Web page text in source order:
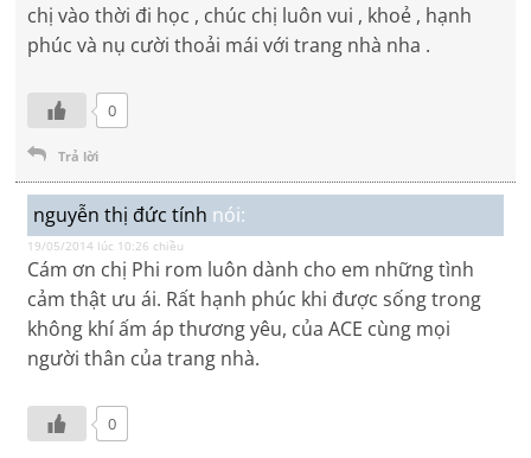
chị vào thời đi học , chúc chị luôn vui , khoẻ , hạnh
phúc và nụ cười thoải mái với trang nhà nha .
0
Trả lời
nguyễn thị đức tính nói:
19/05/2014 lúc 10:26 chiều
Cám ơn chị Phi rom luôn dành cho em những tình
cảm thật ưu ái. Rất hạnh phúc khi được sống trong
không khí ấm áp thương yêu, của ACE cùng mọi
người thân của trang nhà.
0